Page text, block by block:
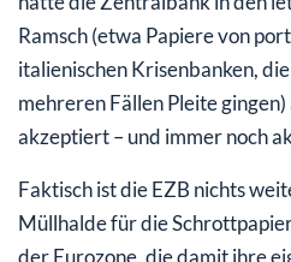
Ramsch (etwa Papiere von
italienischen Krisenbanken,
mehreren Fällen Pleite
akzeptiert – und immer noch
Faktisch ist die EZB nichts
Müllhalde für die
der Eurozone, die damit ihre